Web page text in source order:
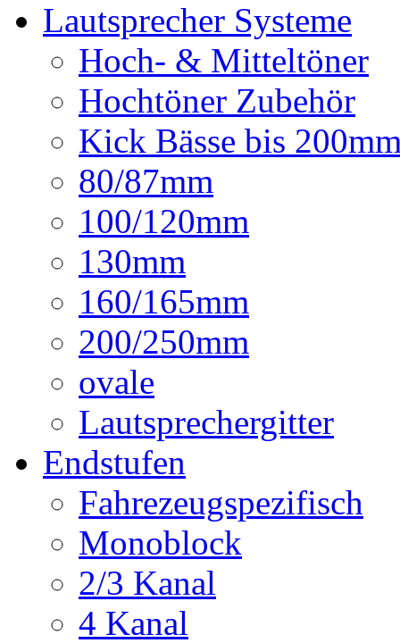
Lautsprecher Systeme
Hoch- & Mitteltöner
Hochtöner Zubehör
Kick Bässe bis
80/87mm
100/120mm
130mm
160/165mm
200/250mm
ovale
Lautsprechergitter
Endstufen
Fahrezeugspezifisch
Monoblock
2/3 Kanal
4 Kanal